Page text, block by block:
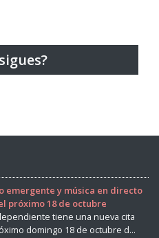
emergente y música en directo
próximo 18 de octubre
tiene una nueva cita
domingo 18 de octubre d...